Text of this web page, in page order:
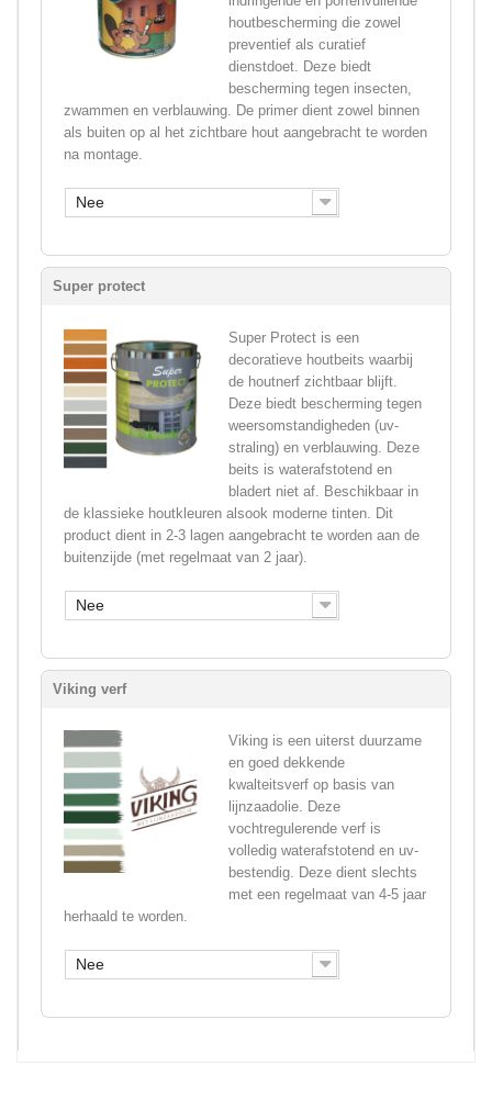
houtbescherming die zowel
preventief als curatief
dienstdoet. Deze biedt
bescherming tegen insecten,
zwammen en verblauwing. De primer dient zowel binnen
als buiten op al het zichtbare hout aangebracht te worden
na montage.
Nee
Super protect
Super Protect is een
decoratieve houtbeits waarbij
de houtnerf zichtbaar blijft.
Deze biedt bescherming tegen
weersomstandigheden (uv-
straling) en verblauwing. Deze
beits is waterafstotend en
bladert niet af. Beschikbaar in
de klassieke houtkleuren alsook moderne tinten. Dit
product dient in 2-3 lagen aangebracht te worden aan de
buitenzijde (met regelmaat van 2 jaar).
Nee
Viking verf
Viking is een uiterst duurzame
en goed dekkende
kwalteitsverf op basis van
lijnzaadolie. Deze
vochtregulerende verf is
volledig waterafstotend en uv-
bestendig. Deze dient slechts
met een regelmaat van 4-5 jaar
herhaald te worden.
Nee